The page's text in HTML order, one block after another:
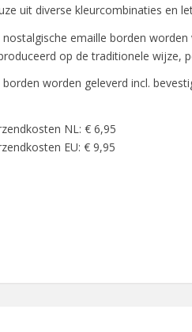
uit diverse kleurcombinaties en
nostalgische emaille borden
op de traditionele wijze,
borden worden geleverd incl.
NL: € 6,95
EU: € 9,95